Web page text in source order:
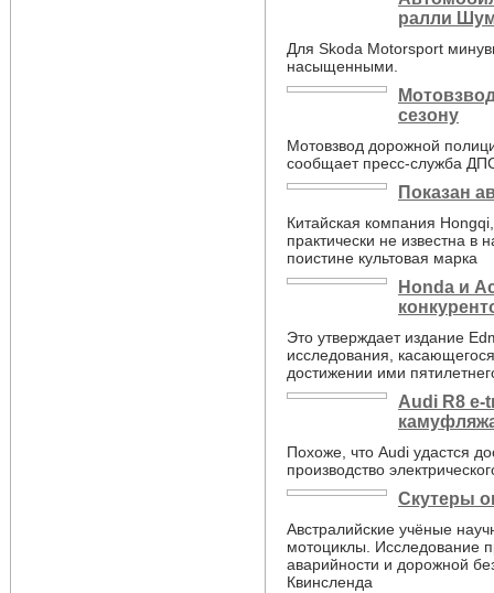
ралли
Для Skoda Motorsport
насыщенными.
сезону
Мотовзвод дорожной
сообщает пресс-служба
Показан
Китайская компания
практически не известна
поистине культовая марка
Honda и
Это утверждает издание
исследования,
достижении ими
Audi R8 e-
Похоже, что Audi удастся
производство
Скутеры
Австралийские учёные
мотоциклы. Исследование
аварийности и дорожной
Квинсленда